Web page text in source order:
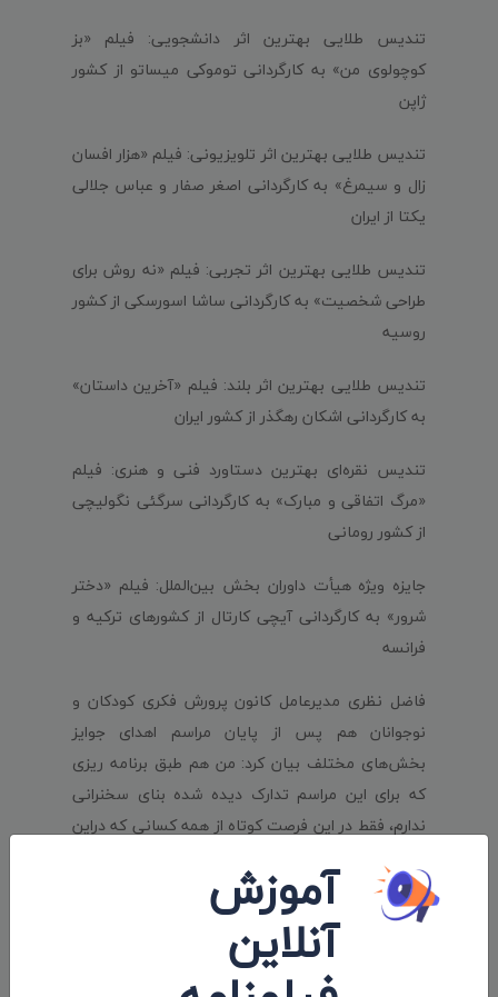
تندیس طلایی بهترین اثر دانشجویی: فیلم «بز
کوچولوی من» به کارگردانی توموکی میساتو از کشور
ژاپن
تندیس طلایی بهترین اثر تلویزیونی: فیلم «هزار افسان
زال و سیمرغ» به کارگردانی اصغر صفار و عباس جلالی
یکتا از ایران
تندیس طلایی بهترین اثر تجربی: فیلم «نه روش برای
طراحی شخصیت» به کارگردانی ساشا اسورسکی از کشور
روسیه
تندیس طلایی بهترین اثر بلند: فیلم «آخرین داستان»
به کارگردانی اشکان رهگذر از کشور ایران
تندیس نقره‌ای بهترین دستاورد فنی و هنری: فیلم
«مرگ اتفاقی و مبارک» به کارگردانی سرگئی نگولیچی
از کشور رومانی
جایزه ویژه هیأت داوران بخش بین‌الملل: فیلم «دختر
شرور» به کارگردانی آیچی کارتال از کشورهای ترکیه و
فرانسه
فاضل نظری مدیرعامل کانون پرورش فکری کودکان و
نوجوانان هم پس از پایان مراسم اهدای جوایز
بخش‌های مختلف بیان کرد: من هم طبق برنامه ریزی
که برای این مراسم تدارک دیده شده بنای سخنرانی
ندارم، فقط در این فرصت کوتاه از همه کسانی که دراین
سازمان سینمایی وزارت تشکر می‌کنم که در برگزاری این
جشنواره مشارکت داشتند.
قدردانی از یک عمر دستاورد هنری اکبرعالمی
آموزش
آنلاین